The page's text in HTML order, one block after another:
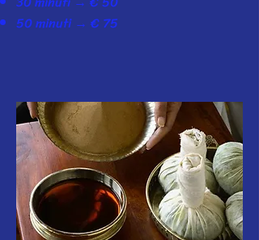
50 minuti → € 75